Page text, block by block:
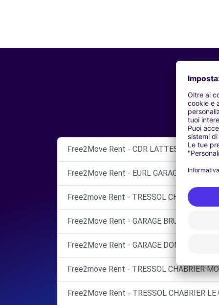
Free2Move Rent - CDR LATTES -
Free2Move Rent - EURL GARAGE ROPA -
Free2move Rent - TRESSOL CHABRIER
Free2Move Rent - GARAGE BRU -
Free2Move Rent - GARAGE DOMITIA -
Free2move Rent - TRESSOL CHABRIER
Free2Move Rent - TRESSOL CHABRIER LE